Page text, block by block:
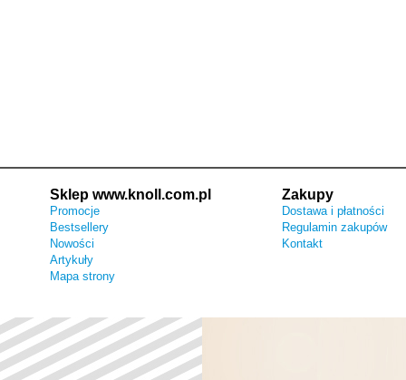
Sklep www.knoll.com.pl
Promocje
Bestsellery
Nowości
Artykuły
Mapa strony
Zakupy
Dostawa i płatności
Regulamin zakupów
Kontakt